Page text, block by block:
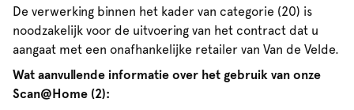
De verwerking binnen het kader van categorie (20) is
noodzakelijk voor de uitvoering van het contract dat u
aangaat met een onafhankelijke retailer van Van de Velde.
Wat aanvullende informatie over het gebruik van onze
Scan@Home (2):